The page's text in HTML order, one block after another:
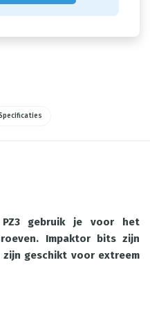
gebruik je voor het
Impaktor bits zijn
geschikt voor extreem